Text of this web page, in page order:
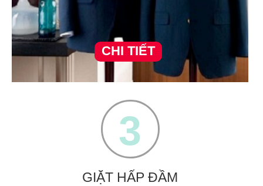
CHI TIẾT
3
GIẶT HẤP ĐẦM